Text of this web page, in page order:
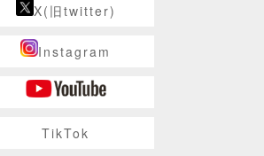
X(旧twitter)
Instagram
TikTok